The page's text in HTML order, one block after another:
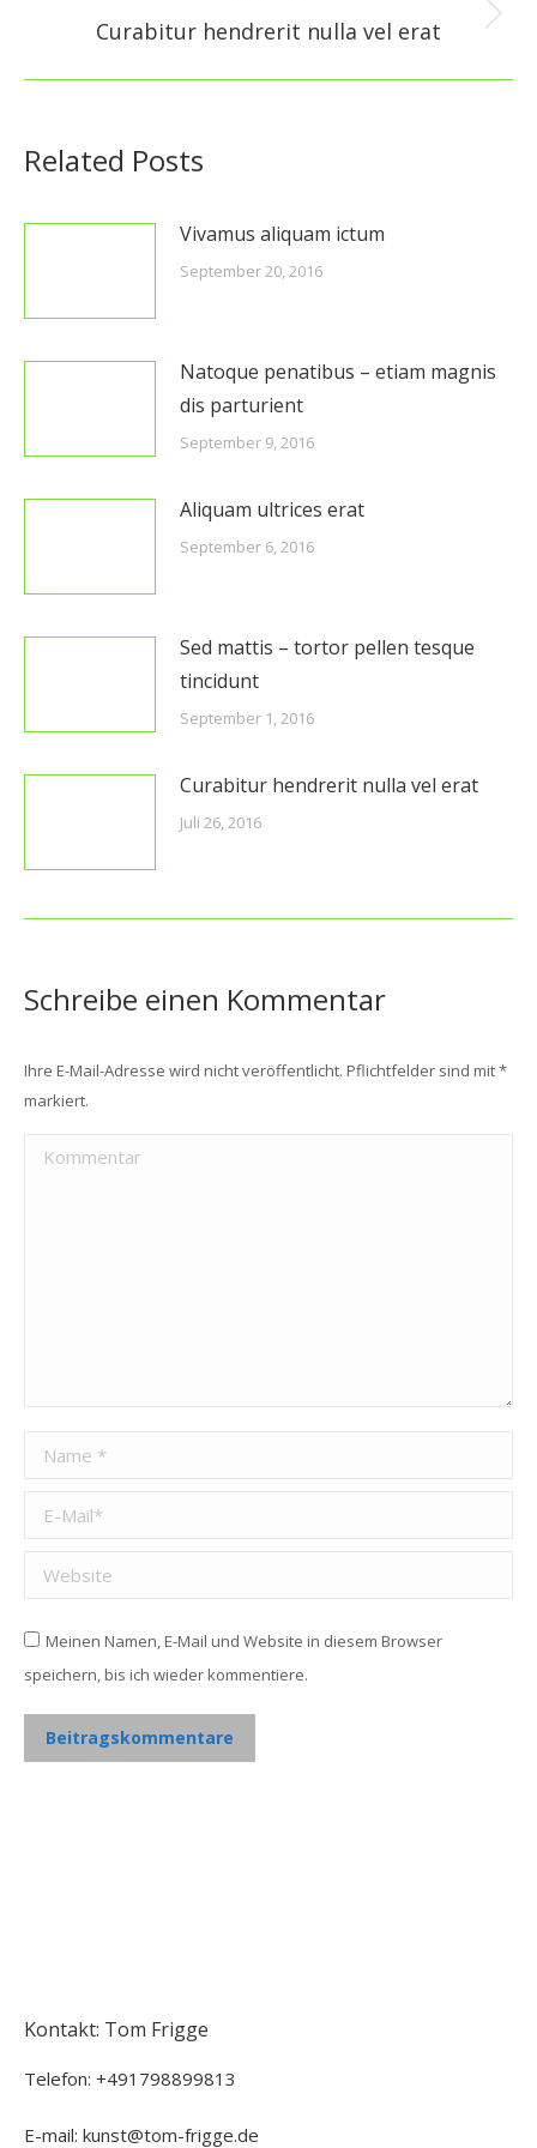
Nächster
Curabitur hendrerit nulla vel erat
Related Posts
Vivamus aliquam ictum
September 20, 2016
Natoque penatibus – etiam magnis
dis parturient
September 9, 2016
Aliquam ultrices erat
September 6, 2016
Sed mattis – tortor pellen tesque
tincidunt
September 1, 2016
Curabitur hendrerit nulla vel erat
Juli 26, 2016
Schreibe einen Kommentar
Ihre E-Mail-Adresse wird nicht veröffentlicht. Pflichtfelder sind mit*
markiert.
Kommentar
Name *
E-Mail *
Website
Meinen Namen, E-Mail und Website in diesem Browser
speichern, bis ich wieder kommentiere.
Beitragskommentare
Kontakt: Tom Frigge
Telefon: +491798899813
E-mail: kunst@tom-frigge.de